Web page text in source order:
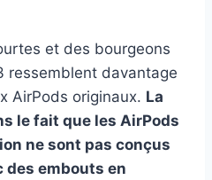
et des bourgeons
ressemblent davantage
AirPods originaux. La
le fait que les AirPods
ne sont pas conçus
des embouts en